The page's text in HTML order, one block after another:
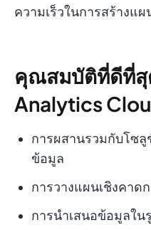
ความเร็วในการสร้าง
คุณสมบัติที่ดีที่สุ
Analytics
การผสานรวมกับโซลู
ข้อมูล
การวางแผนเชิงคา
การนำเสนอข้อมูลใน